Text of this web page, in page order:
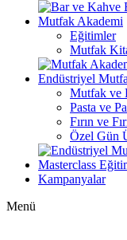
Mutfak Akademi
Eğitimler
Mutfak
Endüstriyel
Mutfak ve
Pasta ve
Fırın ve
Özel Gün
Masterclass
Kampanyalar
Menü